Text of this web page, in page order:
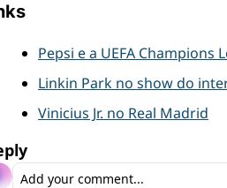
Pepsi e a UEFA Champions
Linkin Park no show do
Vinicius Jr. no Real Madrid